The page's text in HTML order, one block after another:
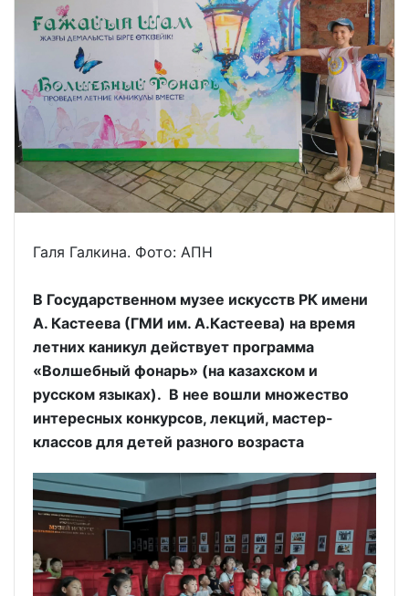
Галя Галкина. Фото: АПН
В Государственном музее искусств РК имени
А. Кастеева (ГМИ им. А.Кастеева) на время
летних каникул действует программа
«Волшебный фонарь» (на казахском и
русском языках). В нее вошли множество
интересных конкурсов, лекций, мастер-
классов для детей разного возраста